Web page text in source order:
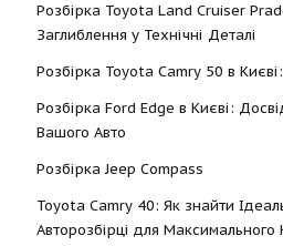
Розбірка Toyota Land Cruiser
Заглиблення у Технічні Деталі
Розбірка Toyota Camry 50 в
Розбірка Ford Edge в Києві:
Вашого Авто
Розбірка Jeep Compass
Toyota Camry 40: Як знайти
Авторозбірці для Максимального